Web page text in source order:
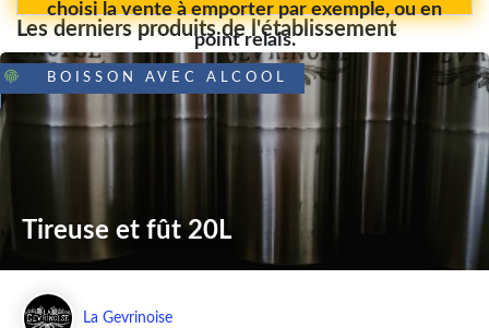
choisi la vente à emporter par exemple, ou en
point relais.
Les derniers produits de l'établissement
BOISSON AVEC ALCOOL
Tireuse et fût 20L
La Gevrinoise